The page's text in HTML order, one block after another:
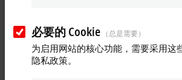
AMP8000 分布式伺服驱动系统为实现模块
想的支持。最新推出的 AMP8620 电源模块
可以将整个系统直接重新放置到设备中，
制，可以完全实现无控制柜的驱动技术。
必要的 Cookie （总是需要）
为启用网站的核心功能，需要采用这
隐私政策。